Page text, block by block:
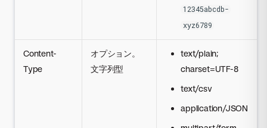
12345abcdb-
xyz6789
Content-
Type
オプション。
文字列型
text/plain;
charset=UTF-8
text/csv
application/JSON